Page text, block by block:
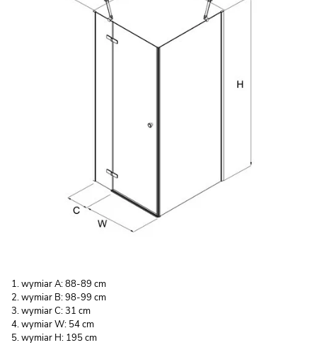
wymiar A: 88-89 cm
wymiar B: 98-99 cm
wymiar C: 31 cm
wymiar W: 54 cm
wymiar H: 195 cm